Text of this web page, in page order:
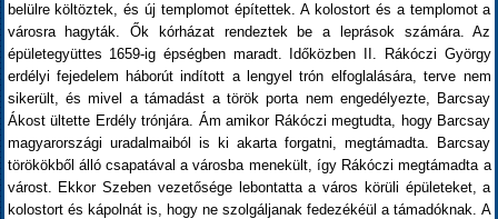
belülre költöztek, és új templomot építettek. A kolostort és a templomot a
városra hagyták. Ők kórházat rendeztek be a leprások számára. Az
épületegyüttes 1659-ig épségben maradt. Időközben II. Rákóczi György
erdélyi fejedelem háborút indított a lengyel trón elfoglalására, terve nem
sikerült, és mivel a támadást a török porta nem engedélyezte, Barcsay
Ákost ültette Erdély trónjára. Ám amikor Rákóczi megtudta, hogy Barcsay
magyarországi uradalmaiból is ki akarta forgatni, megtámadta. Barcsay
törökökből álló csapatával a városba menekült, így Rákóczi megtámadta a
várost. Ekkor Szeben vezetősége lebontatta a város körüli épületeket, a
kolostort és kápolnát is, hogy ne szolgáljanak fedezékéül a támadóknak. A